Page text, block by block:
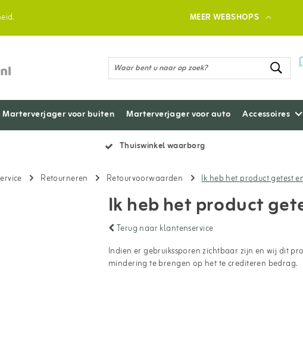
MEER WEBSHOPS
Marterverjager voor buiten Marterverjager voor auto Accessoires
Thuiswinkel waarborg
Retourneren Retourvoorwaarden Ik heb het product getest
Ik heb het product
Terug naar klantenservice
Indien er gebruikssporen zichtbaar zijn en wij dit
mindering te brengen op het te crediteren bedrag.